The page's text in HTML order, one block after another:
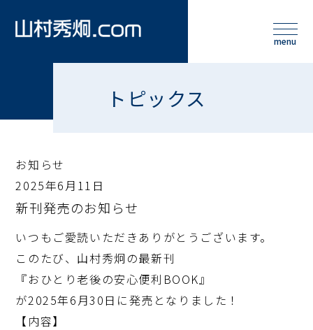
トピックス
お知らせ
2025年6月11日
新刊発売のお知らせ
いつもご愛読いただきありがとうございます。
このたび、山村秀炯の最新刊
『おひとり老後の安心便利BOOK』
が2025年6月30日に発売となりました！
【内容】